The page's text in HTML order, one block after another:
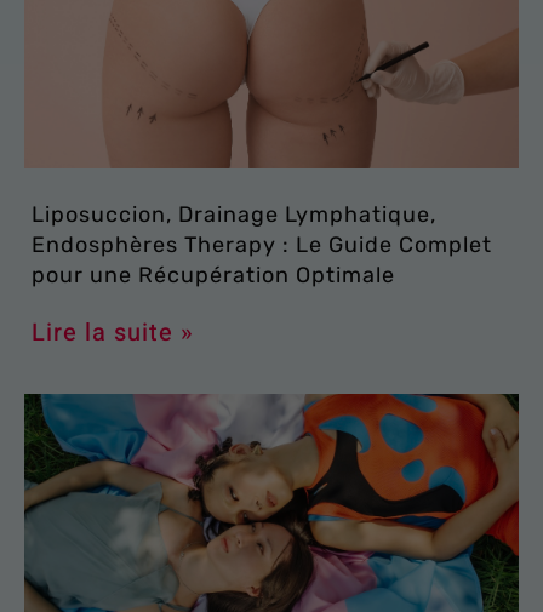
Liposuccion, Drainage Lymphatique,
Endosphères Therapy : Le Guide Complet
pour une Récupération Optimale
Lire la suite »